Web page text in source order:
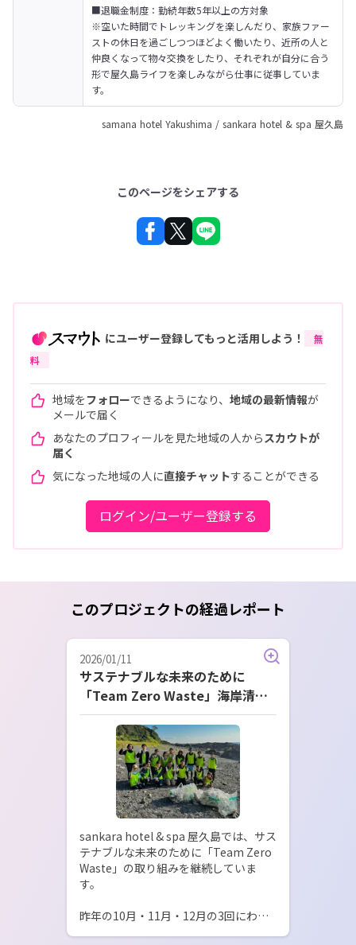
■退職金制度：勤続年数5年以上の方対象
※空いた時間でトレッキングを楽しんだり、家族ファー
ストの休日を過ごしつつほどよく働いたり、近所の人と
仲良くなって物々交換をしたり、それぞれが自分に合う
形で屋久島ライフを楽しみながら仕事に従事していま
す。
samana hotel Yakushima / sankara hotel & spa 屋久島
このページをシェアする
にユーザー登録してもっと活用しよう！
無
料
地域をフォローできるようになり、 地域の最新情報が
メールで届く
あなたのプロフィールを見た地域の人から スカウトが
届く
気になった地域の人に直接チャットすることができる
ログイン/ユーザー登録する
このプロジェクトの経過レポート
2026/01/11
サステナブルな未来のために
「Team Zero Waste」海岸清掃
活動レポート
sankara hotel & spa 屋久島では、サス
テナブルな未来のために「Team Zero
Waste」の取り組みを継続していま
す。
昨年の10月・11月・12月の3回にわた